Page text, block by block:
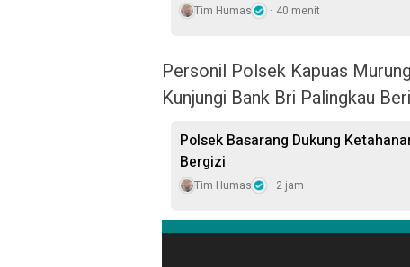
Tim Humas 40 menit
Personil Polsek Kapuas
Kunjungi Bank Bri Palingkau
Polsek Basarang Dukung
Bergizi
Tim Humas 2 jam